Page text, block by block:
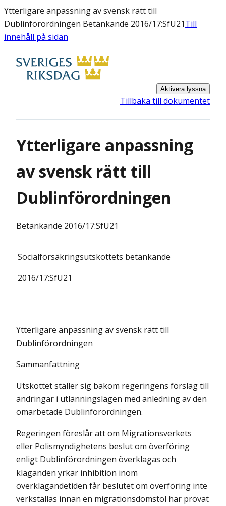
Ytterligare anpassning av svensk rätt till
Dublinförordningen Betänkande 2016/17:SfU21Till
innehåll på sidan
Aktivera lyssna
Tillbaka till dokumentet
Ytterligare anpassning
av svensk rätt till
Dublinförordningen
Betänkande 2016/17:SfU21
Socialförsäkringsutskottets betänkande
2016/17:SfU21
Ytterligare anpassning av svensk rätt till
Dublinförordningen
Sammanfattning
Utskottet ställer sig bakom regeringens förslag till
ändringar i utlänningslagen med anledning av den
omarbetade Dublinförordningen.
Regeringen föreslår att om Migrationsverkets
eller Polismyndighetens beslut om överföring
enligt Dublinförordningen överklagas och
klaganden yrkar inhibition inom
överklagandetiden får beslutet om överföring inte
verkställas innan en migrationsdomstol har prövat